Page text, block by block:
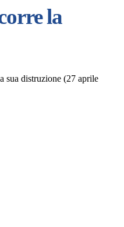
la
sua distruzione (27 aprile